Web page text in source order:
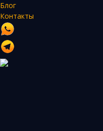
Блог
Контакты